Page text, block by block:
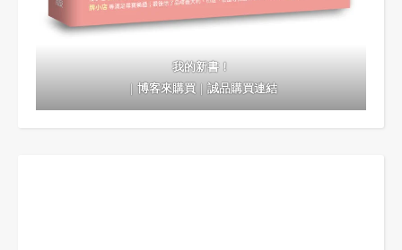
我的新書！
｜博客來購買｜誠品購買連結